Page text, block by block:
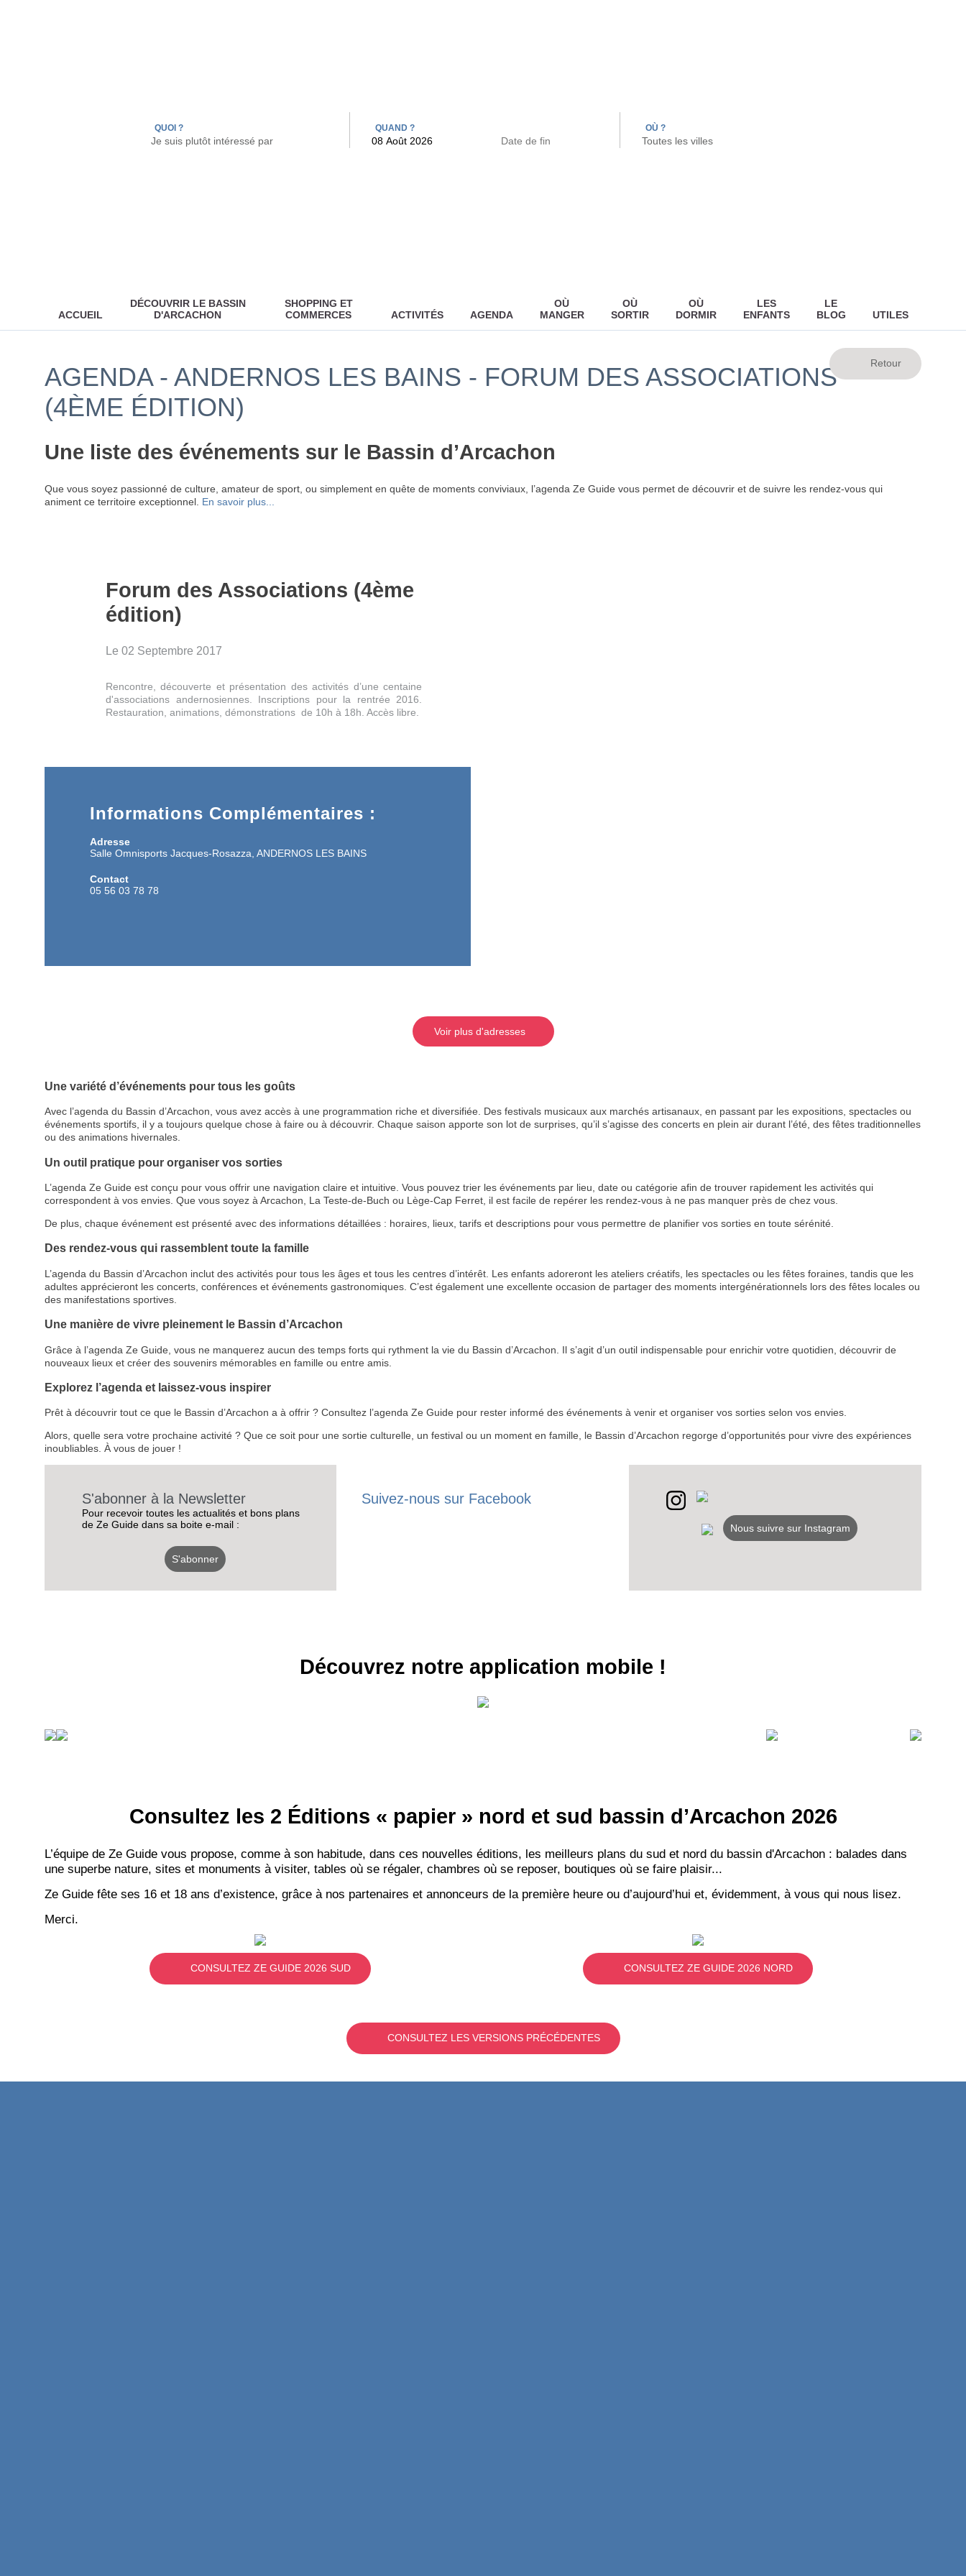
BONS PLANS
S'ABONNER
QUOI ? QUAND ? OÙ ?
ACCUEIL
DÉCOUVRIR LE BASSIN
D'ARCACHON
SHOPPING ET
COMMERCES
ACTIVITÉS AGENDA
OÙ
MANGER
OÙ
SORTIR
OÙ
DORMIR
LES
ENFANTS
LE
BLOG
UTILES
AGENDA - ANDERNOS LES BAINS - FORUM DES ASSOCIATIONS
(4ÈME ÉDITION)
Une liste des événements sur le Bassin d’Arcachon
Que vous soyez passionné de culture, amateur de sport, ou simplement en quête de moments conviviaux, l’agenda Ze Guide vous permet de découvrir et de suivre les rendez-vous qui
animent ce territoire exceptionnel. En savoir plus...
Forum des Associations (4ème
édition)
Le 02 Septembre 2017
Rencontre, découverte et présentation des activités d’une centaine
d'associations andernosiennes. Inscriptions pour la rentrée 2016.
Restauration, animations, démonstrations de 10h à 18h. Accès libre.
Informations Complémentaires :
Adresse
Salle Omnisports Jacques-Rosazza, ANDERNOS LES BAINS
Contact
05 56 03 78 78
Voir plus d'adresses
Une variété d’événements pour tous les goûts
Avec l’agenda du Bassin d’Arcachon, vous avez accès à une programmation riche et diversifiée. Des festivals musicaux aux marchés artisanaux, en passant par les expositions, spectacles ou
événements sportifs, il y a toujours quelque chose à faire ou à découvrir. Chaque saison apporte son lot de surprises, qu’il s’agisse des concerts en plein air durant l’été, des fêtes traditionnelles
ou des animations hivernales.
Un outil pratique pour organiser vos sorties
L’agenda Ze Guide est conçu pour vous offrir une navigation claire et intuitive. Vous pouvez trier les événements par lieu, date ou catégorie afin de trouver rapidement les activités qui
correspondent à vos envies. Que vous soyez à Arcachon, La Teste-de-Buch ou Lège-Cap Ferret, il est facile de repérer les rendez-vous à ne pas manquer près de chez vous.
De plus, chaque événement est présenté avec des informations détaillées : horaires, lieux, tarifs et descriptions pour vous permettre de planifier vos sorties en toute sérénité.
Des rendez-vous qui rassemblent toute la famille
L’agenda du Bassin d’Arcachon inclut des activités pour tous les âges et tous les centres d’intérêt. Les enfants adoreront les ateliers créatifs, les spectacles ou les fêtes foraines, tandis que les
adultes apprécieront les concerts, conférences et événements gastronomiques. C’est également une excellente occasion de partager des moments intergénérationnels lors des fêtes locales ou
des manifestations sportives.
Une manière de vivre pleinement le Bassin d’Arcachon
Grâce à l’agenda Ze Guide, vous ne manquerez aucun des temps forts qui rythment la vie du Bassin d’Arcachon. Il s’agit d’un outil indispensable pour enrichir votre quotidien, découvrir de
nouveaux lieux et créer des souvenirs mémorables en famille ou entre amis.
Explorez l’agenda et laissez-vous inspirer
Prêt à découvrir tout ce que le Bassin d’Arcachon a à offrir ? Consultez l’agenda Ze Guide pour rester informé des événements à venir et organiser vos sorties selon vos envies.
Alors, quelle sera votre prochaine activité ? Que ce soit pour une sortie culturelle, un festival ou un moment en famille, le Bassin d’Arcachon regorge d’opportunités pour vivre des expériences
inoubliables. À vous de jouer !
S'abonner à la Newsletter
Pour recevoir toutes les actualités et bons plans
de Ze Guide dans sa boite e-mail :
S'abonner
Suivez-nous sur Facebook
Nous suivre sur Instagram
Découvrez notre application mobile !
Consultez les 2 Éditions « papier » nord et sud bassin d’Arcachon 2026
L’équipe de Ze Guide vous propose, comme à son habitude, dans ces nouvelles éditions, les meilleurs plans du sud et nord du bassin d'Arcachon : balades dans
une superbe nature, sites et monuments à visiter, tables où se régaler, chambres où se reposer, boutiques où se faire plaisir...
Ze Guide fête ses 16 et 18 ans d’existence, grâce à nos partenaires et annonceurs de la première heure ou d’aujourd’hui et, évidemment, à vous qui nous lisez.
Merci.
CONSULTEZ ZE GUIDE 2026 SUD CONSULTEZ ZE GUIDE 2026 NORD
CONSULTEZ LES VERSIONS PRÉCÉDENTES